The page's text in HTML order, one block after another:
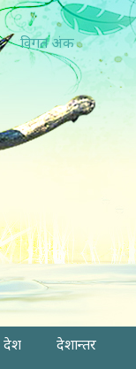
विगत अंक
देश
देशान्तर